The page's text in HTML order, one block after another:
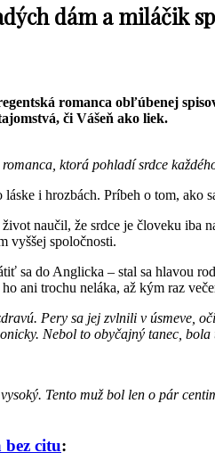
dám a miláčik
romanca obľúbenej
či Vášeň ako liek.
ktorá pohladí srdce
i hrozbách. Príbeh o tom, ako
naučil, že srdce je človeku iba
vyššej spoločnosti.
sa do Anglicka – stal sa hlavou
ani trochu neláka, až kým raz
Pery sa jej zvlnili v
Nebol to obyčajný tanec,
vysoký. Tento muž bol len o pár
bez citu: